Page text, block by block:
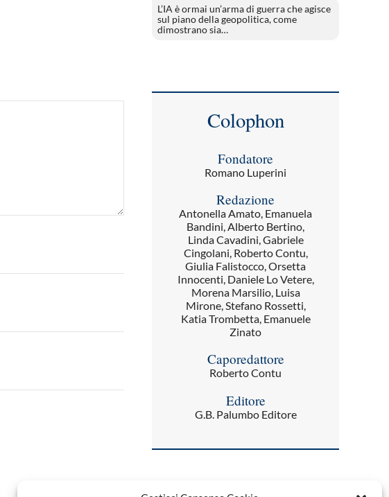
L’IA è ormai un’arma di guerra che agisce
sul piano della geopolitica, come
dimostrano sia…
Colophon
Fondatore
Romano Luperini
Redazione
Antonella Amato, Emanuela
Bandini, Alberto Bertino,
Linda Cavadini, Gabriele
Cingolani, Roberto Contu,
Giulia Falistocco, Orsetta
Innocenti, Daniele Lo Vetere,
Morena Marsilio, Luisa
Mirone, Stefano Rossetti,
Katia Trombetta, Emanuele
Zinato
Caporedattore
Roberto Contu
Editore
G.B. Palumbo Editore